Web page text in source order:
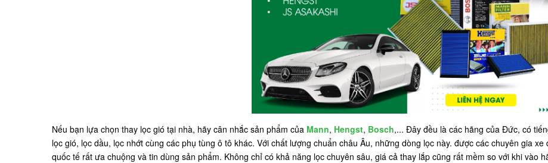
Nếu bạn lựa chọn thay lọc gió tại nhà, hãy cân nhắc sản phẩm của Mann, Hengst, Bosch,... Đây đều là các hãng của Đức, có
lọc gió, lọc dầu, lọc nhớt cùng các phụ tùng ô tô khác. Với chất lượng chuẩn châu Âu, những dòng lọc này. được các chuyên gia
quốc tế rất ưa chuộng và tin dùng sản phẩm. Không chỉ có khả năng lọc chuyên sâu, giá cả thay lắp cũng rất mềm so với khi vào